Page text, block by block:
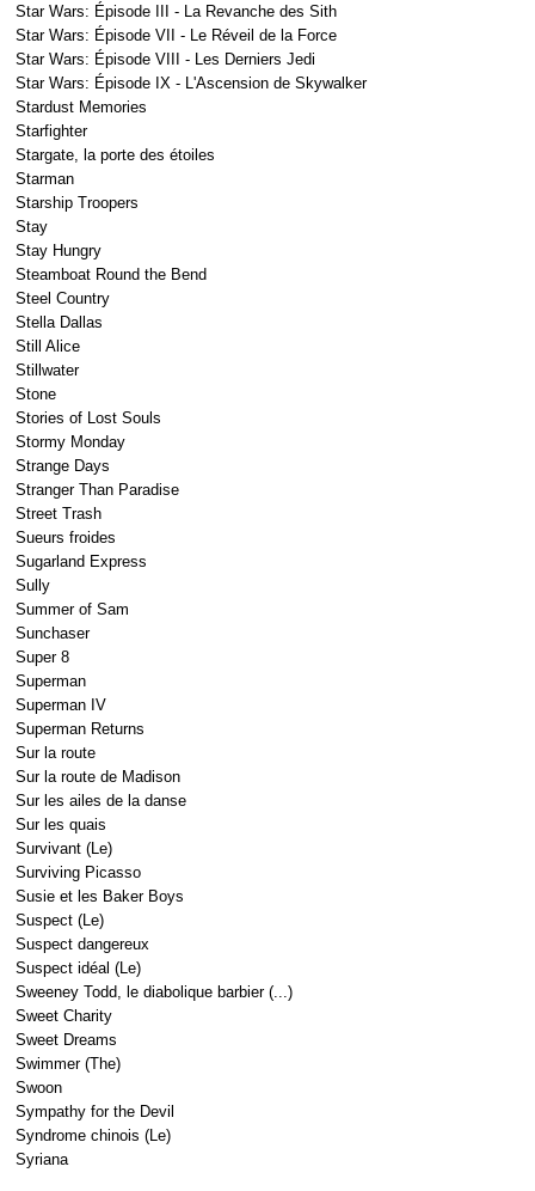
Star Wars: Épisode III - La Revanche des Sith
Star Wars: Épisode VII - Le Réveil de la Force
Star Wars: Épisode VIII - Les Derniers Jedi
Star Wars: Épisode IX - L'Ascension de Skywalker
Stardust Memories
Starfighter
Stargate, la porte des étoiles
Starman
Starship Troopers
Stay
Stay Hungry
Steamboat Round the Bend
Steel Country
Stella Dallas
Still Alice
Stillwater
Stone
Stories of Lost Souls
Stormy Monday
Strange Days
Stranger Than Paradise
Street Trash
Sueurs froides
Sugarland Express
Sully
Summer of Sam
Sunchaser
Super 8
Superman
Superman IV
Superman Returns
Sur la route
Sur la route de Madison
Sur les ailes de la danse
Sur les quais
Survivant (Le)
Surviving Picasso
Susie et les Baker Boys
Suspect (Le)
Suspect dangereux
Suspect idéal (Le)
Sweeney Todd, le diabolique barbier (...)
Sweet Charity
Sweet Dreams
Swimmer (The)
Swoon
Sympathy for the Devil
Syndrome chinois (Le)
Syriana